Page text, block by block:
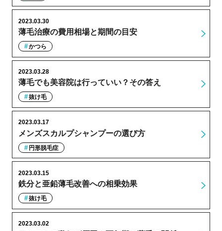
薄毛治療の費用相場と期間の目安
2023.03.30
かつら
薄毛でも美容院は行っていい？その答え
2023.03.28
抜け毛
メンズスカルプシャンプーの選び方
2023.03.17
円形脱毛症
鉄分と亜鉛薄毛改善への相乗効果
2023.03.15
抜け毛
2023.03.02